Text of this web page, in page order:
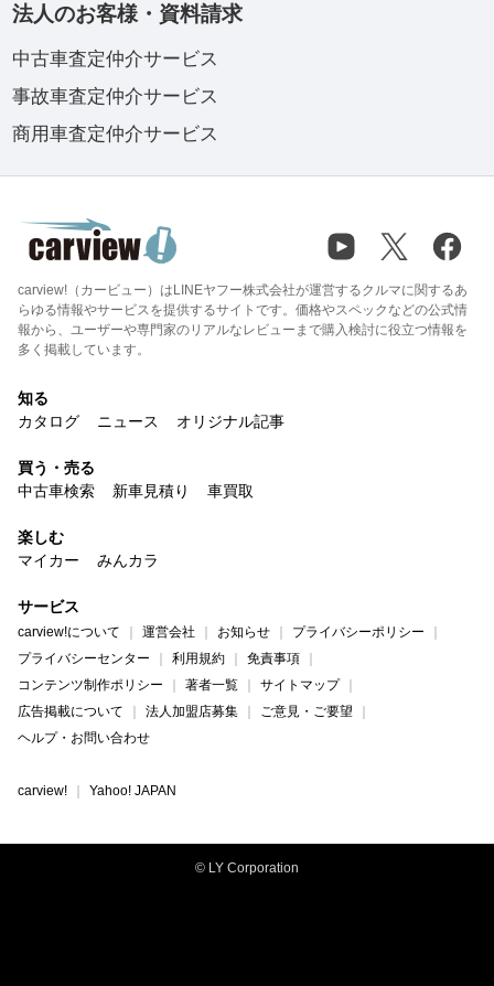
法人のお客様・資料請求
中古車査定仲介サービス
事故車査定仲介サービス
商用車査定仲介サービス
carview!（カービュー）はLINEヤフー株式会社が運営するクルマに関するあ
らゆる情報やサービスを提供するサイトです。価格やスペックなどの公式情
報から、ユーザーや専門家のリアルなレビューまで購入検討に役立つ情報を
多く掲載しています。
知る
カタログ
ニュース オリジナル記事
買う・売る
中古車検索
新車見積り 車買取
楽しむ
マイカー
みんカラ
サービス
carview!について 運営会社 お知らせ
プライバシーポリシー
プライバシーセンター
利用規約
免責事項
コンテンツ制作ポリシー
著者一覧
サイトマップ
広告掲載について
法人加盟店募集
ご意見・ご要望
ヘルプ・お問い合わせ
carview! Yahoo! JAPAN
© LY Corporation